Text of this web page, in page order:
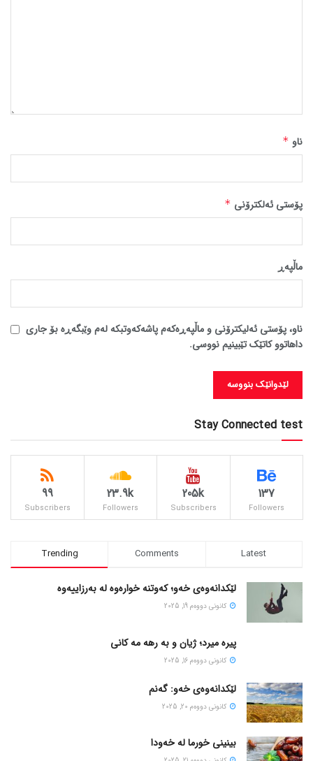
ناو *
پۆستی ئەلکترۆنی *
ماڵپه‌ڕ
ناو، پۆستی ئەلیکترۆنی و ماڵپەڕەکەم پاشەکەوتبکە لەم وێبگەڕە بۆ جاری
داهاتوو کاتێک تێبینیم نووسی.
Stay Connected test
137
Followers
205k
Subscribers
23.9k
Followers
99
Subscribers
Trending Comments Latest
لێکدانەوەی خەو؛ کەوتنە خوارەوە لە بەرزاییەوە
كانونی دووه‌م 19, 2025
پیره میرد؛ ژیان و به رهه مه کانی
كانونی دووه‌م 16, 2025
لێکدانەوەی خەو: گەنم
كانونی دووه‌م 20, 2025
بینینی خورما لە خەودا